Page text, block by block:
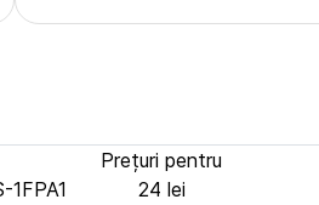
Prețuri pentru
24 lei